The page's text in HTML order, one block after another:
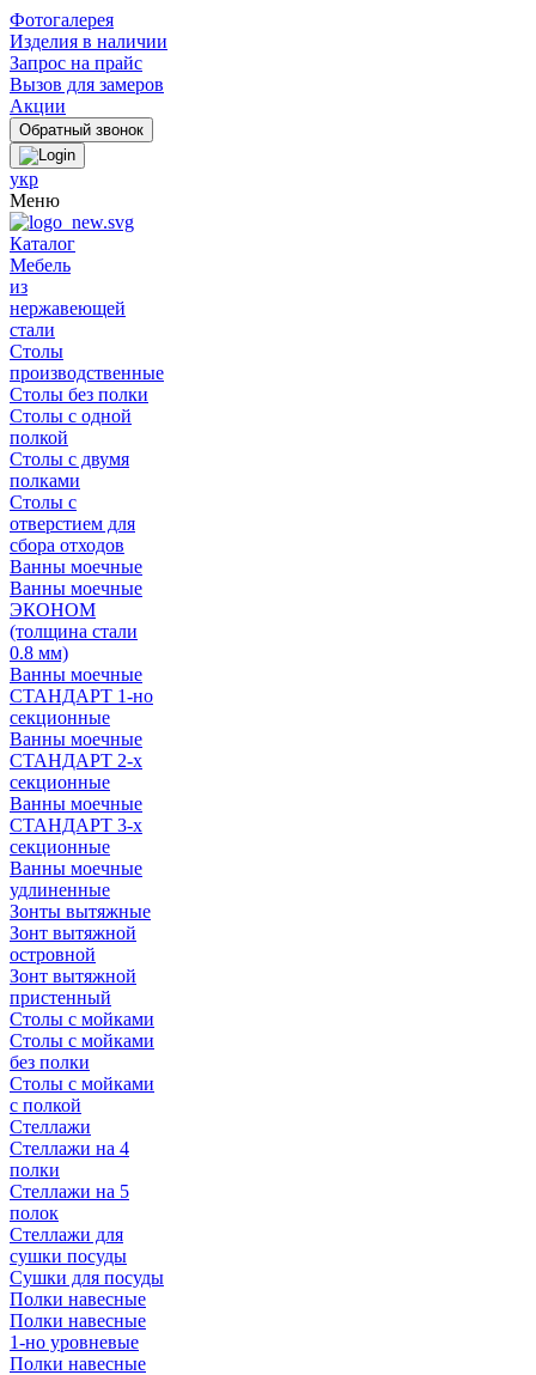
Фотогалерея
Изделия в наличии
Запрос на прайс
Вызов для замеров
Акции
укр
Меню
Каталог
Мебель
из
нержавеющей
стали
Столы
производственные
Столы без полки
Столы с одной
полкой
Столы с двумя
полками
Столы с
отверстием для
сбора отходов
Ванны моечные
Ванны моечные
ЭКОНОМ
(толщина стали
0.8 мм)
Ванны моечные
СТАНДАРТ 1-но
секционные
Ванны моечные
СТАНДАРТ 2-х
секционные
Ванны моечные
СТАНДАРТ 3-х
секционные
Ванны моечные
удлиненные
Зонты вытяжные
Зонт вытяжной
островной
Зонт вытяжной
пристенный
Столы с мойками
Столы с мойками
без полки
Столы с мойками
с полкой
Стеллажи
Стеллажи на 4
полки
Стеллажи на 5
полок
Стеллажи для
сушки посуды
Сушки для посуды
Полки навесные
Полки навесные
1-но уровневые
Полки навесные